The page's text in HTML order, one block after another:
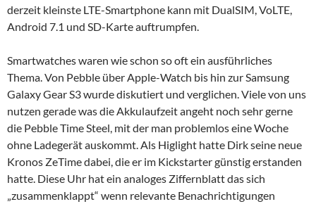
derzeit kleinste LTE-Smartphone kann mit DualSIM, VoLTE,
Android 7.1 und SD-Karte auftrumpfen.
Smartwatches waren wie schon so oft ein ausführliches
Thema. Von Pebble über Apple-Watch bis hin zur Samsung
Galaxy Gear S3 wurde diskutiert und verglichen. Viele von uns
nutzen gerade was die Akkulaufzeit angeht noch sehr gerne
die Pebble Time Steel, mit der man problemlos eine Woche
ohne Ladegerät auskommt. Als Higlight hatte Dirk seine neue
Kronos ZeTime dabei, die er im Kickstarter günstig erstanden
hatte. Diese Uhr hat ein analoges Ziffernblatt das sich
„zusammenklappt“ wenn relevante Benachrichtigungen